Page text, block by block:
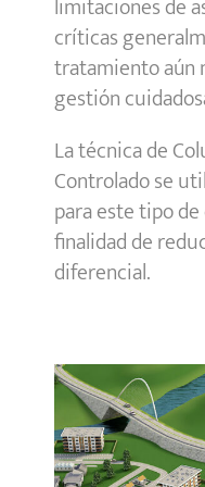
críticas
tratamiento aún
gestión
La técnica de
Controlado se
para este tipo
finalidad de
diferencial.